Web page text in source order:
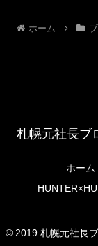
ホーム
札幌元社長ブ
ホーム
© 2019 札幌元社長